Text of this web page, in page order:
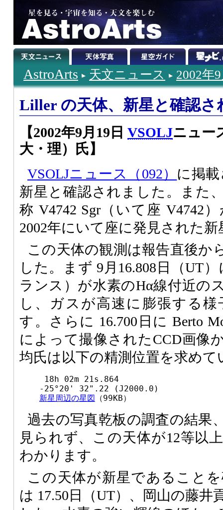
AstroArts 天文ニュース 2002年
Liller の天体、新星と確認さ
【2002年9月19日 VSOLJニュー
大・理）氏】
VSOLJニュース（092） に掲
新星と確認されました。また
称 V4742 Sgr（いて座 V4742
2002年にいて座に発見された
この天体の観測は報告直後か
した。まず 9月16.808日（UT
ランス）が水素のHα線付近の
し、ガスが高速に膨張する
す。さらに 16.700日に Berto
によって撮像されたCCD画像
均氏は以下の精測位置を求めて
18h 02m 21s.864
新星周辺の星図 （99KB）
過去の写真乾板の調査の結果
見られず、この天体が12等以
わかります。
この天体が新星であること
は 17.50日（UT）、岡山の藤井